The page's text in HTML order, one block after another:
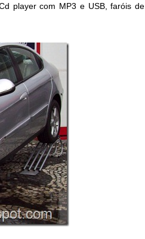
player com MP3 e USB, faróis de